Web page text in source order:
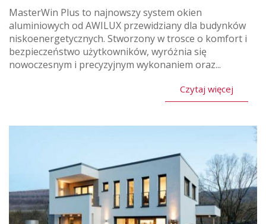
MasterWin Plus to najnowszy system okien
aluminiowych od AWILUX przewidziany dla budynków
niskoenergetycznych. Stworzony w trosce o komfort i
bezpieczeństwo użytkowników, wyróżnia się
nowoczesnym i precyzyjnym wykonaniem oraz...
Czytaj więcej